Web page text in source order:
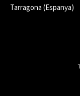
Tarragona (Espanya)